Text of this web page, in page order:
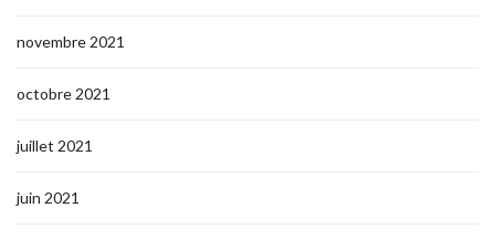
novembre 2021
octobre 2021
juillet 2021
juin 2021